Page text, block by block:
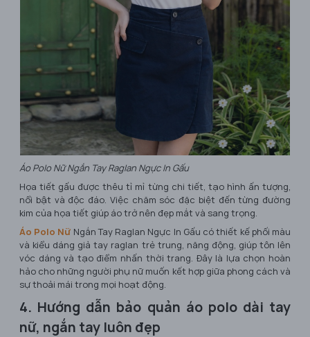
Áo Polo Nữ Ngắn Tay Raglan Ngực In Gấu
Họa tiết gấu được thêu tỉ mỉ từng chi tiết, tạo hình ấn tượng,
nổi bật và độc đáo. Việc chăm sóc đặc biệt đến từng đường
kim của họa tiết giúp áo trở nên đẹp mắt và sang trọng.
Áo Polo Nữ Ngắn Tay Raglan Ngực In Gấu có thiết kế phối màu
và kiểu dáng giả tay raglan trẻ trung, năng động, giúp tôn lên
vóc dáng và tạo điểm nhấn thời trang. Đây là lựa chọn hoàn
hảo cho những người phụ nữ muốn kết hợp giữa phong cách và
sự thoải mái trong mọi hoạt động.
4. Hướng dẫn bảo quản áo polo dài tay
nữ, ngắn tay luôn đẹp